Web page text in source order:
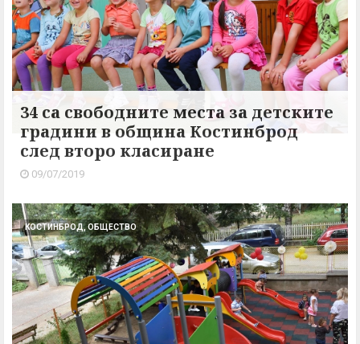
34 са свободните места за детските
градини в община Костинброд
след второ класиране
09/07/2019
КОСТИНБРОД, ОБЩЕСТВО